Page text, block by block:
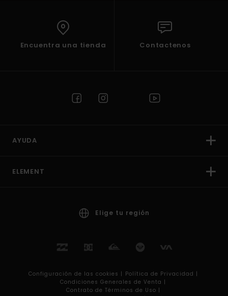
Encuentra una tienda Contactenos
AYUDA
ELEMENT
Elige tu región
Configuración de las cookies | Política de Privacidad |
Condiciones Generales de Venta |
Contrato de Términos de Uso |